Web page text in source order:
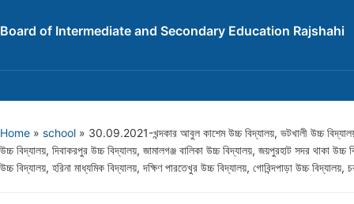
Board of Intermediate and Secondary Education Rajshahi
Home » school » 30.09.2021-খন্দকার আবুল কাশেম উচ্চ বিদ্যালয়, ভটখালী উচ্চ বিদ্যালয়,
উচ্চ বিদ্যালয়, দিবাকরপুর উচ্চ বিদ্যালয়, জামালগঞ্জ বালিকা উচ্চ বিদ্যালয়, জয়পুরহাট সদর থাকা
উচ্চ বিদ্যালয়, হরিনা মাধ্যমিক বিদ্যালয়, দক্ষিণ পারতেখুর উচ্চ বিদ্যালয়, গোবিন্দপাড়া উচ্চ বিদ্যালয়,